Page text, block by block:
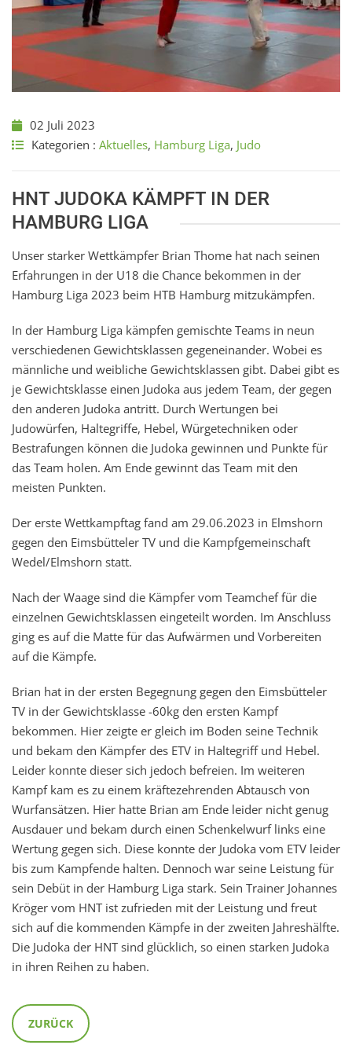
02 Juli 2023
Kategorien : Aktuelles, Hamburg Liga, Judo
HNT JUDOKA KÄMPFT IN DER
HAMBURG LIGA
Unser starker Wettkämpfer Brian Thome hat nach seinen
Erfahrungen in der U18 die Chance bekommen in der
Hamburg Liga 2023 beim HTB Hamburg mitzukämpfen.
In der Hamburg Liga kämpfen gemischte Teams in neun
verschiedenen Gewichtsklassen gegeneinander. Wobei es
männliche und weibliche Gewichtsklassen gibt. Dabei gibt es
je Gewichtsklasse einen Judoka aus jedem Team, der gegen
den anderen Judoka antritt. Durch Wertungen bei
Judowürfen, Haltegriffe, Hebel, Würgetechniken oder
Bestrafungen können die Judoka gewinnen und Punkte für
das Team holen. Am Ende gewinnt das Team mit den
meisten Punkten.
Der erste Wettkampftag fand am 29.06.2023 in Elmshorn
gegen den Eimsbütteler TV und die Kampfgemeinschaft
Wedel/Elmshorn statt.
Nach der Waage sind die Kämpfer vom Teamchef für die
einzelnen Gewichtsklassen eingeteilt worden. Im Anschluss
ging es auf die Matte für das Aufwärmen und Vorbereiten
auf die Kämpfe.
Brian hat in der ersten Begegnung gegen den Eimsbütteler
TV in der Gewichtsklasse -60kg den ersten Kampf
bekommen. Hier zeigte er gleich im Boden seine Technik
und bekam den Kämpfer des ETV in Haltegriff und Hebel.
Leider konnte dieser sich jedoch befreien. Im weiteren
Kampf kam es zu einem kräftezehrenden Abtausch von
Wurfansätzen. Hier hatte Brian am Ende leider nicht genug
Ausdauer und bekam durch einen Schenkelwurf links eine
Wertung gegen sich. Diese konnte der Judoka vom ETV leider
bis zum Kampfende halten. Dennoch war seine Leistung für
sein Debüt in der Hamburg Liga stark. Sein Trainer Johannes
Kröger vom HNT ist zufrieden mit der Leistung und freut
sich auf die kommenden Kämpfe in der zweiten Jahreshälfte.
Die Judoka der HNT sind glücklich, so einen starken Judoka
in ihren Reihen zu haben.
ZURÜCK